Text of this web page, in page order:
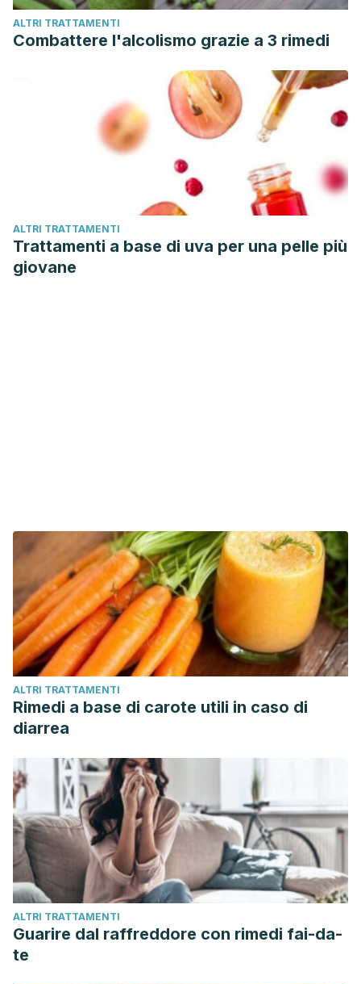
ALTRI TRATTAMENTI
Combattere l'alcolismo grazie a 3 rimedi
ALTRI TRATTAMENTI
Trattamenti a base di uva per una pelle più
giovane
ALTRI TRATTAMENTI
Rimedi a base di carote utili in caso di
diarrea
ALTRI TRATTAMENTI
Guarire dal raffreddore con rimedi fai-da-
te